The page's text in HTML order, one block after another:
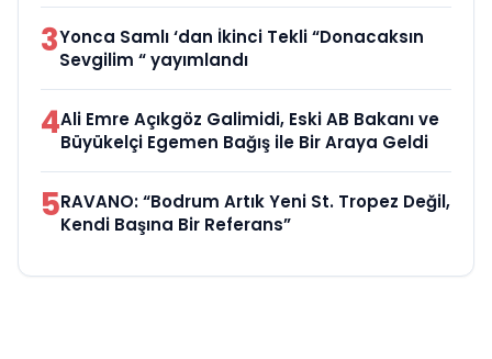
3Yonca Samlı ‘dan İkinci Tekli “Donacaksın
Sevgilim “ yayımlandı
4Ali Emre Açıkgöz Galimidi, Eski AB Bakanı ve
Büyükelçi Egemen Bağış ile Bir Araya Geldi
5RAVANO: “Bodrum Artık Yeni St. Tropez Değil,
Kendi Başına Bir Referans”